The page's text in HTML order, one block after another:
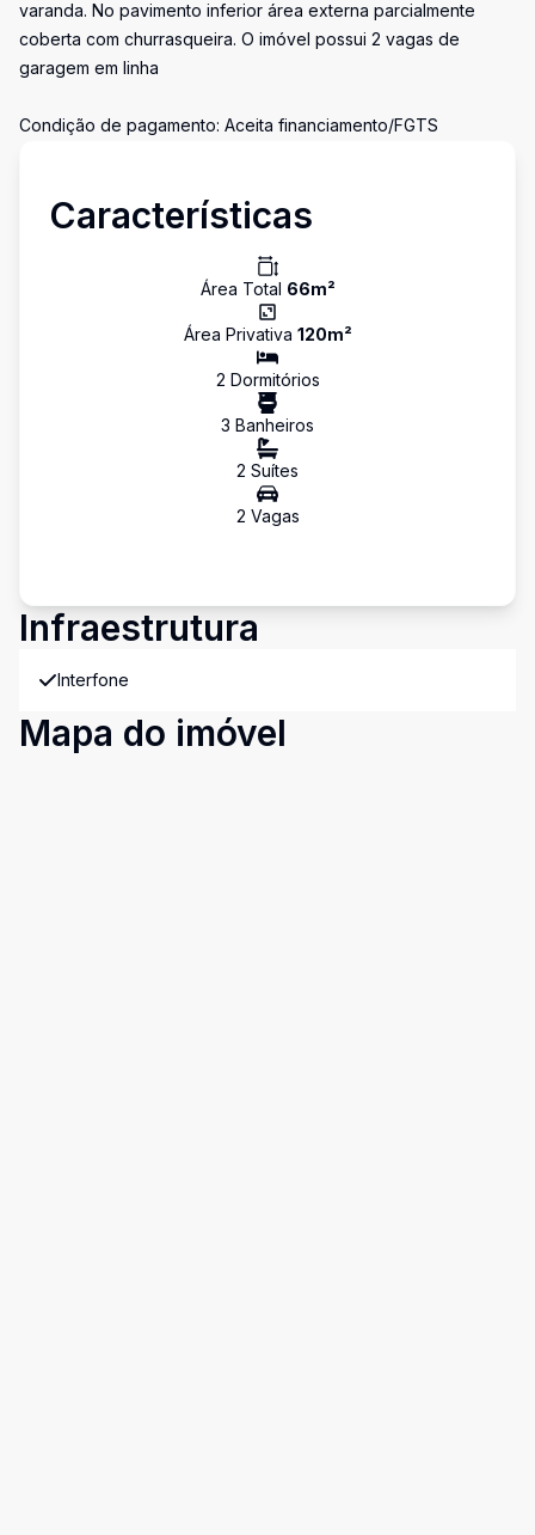
varanda. No pavimento inferior área externa parcialmente
coberta com churrasqueira. O imóvel possui 2 vagas de
garagem em linha
Condição de pagamento: Aceita financiamento/FGTS
Características
Área Total 66m²
Área Privativa 120m²
2 Dormitórios
3 Banheiros
2 Suítes
2 Vagas
Infraestrutura
Interfone
Mapa do imóvel